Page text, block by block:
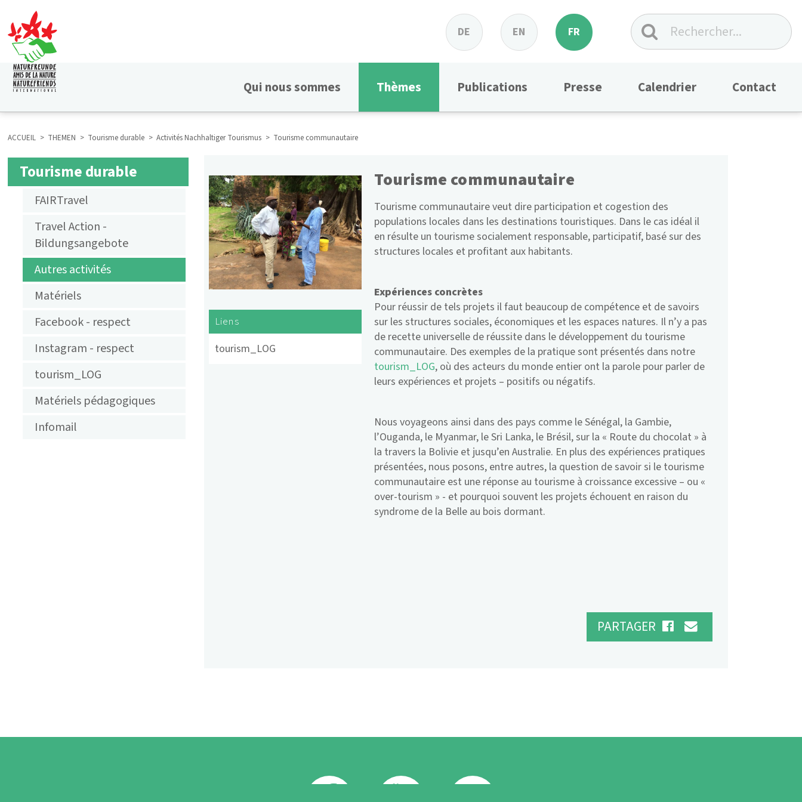
contenu
principal
DE EN FR
HAUPTNAVIGATION Qui nous sommes Thèmes Publications Presse Calendrier Contact
FIL
D'ARIANE
ACCUEIL THEMEN Tourisme durable Activités Nachhaltiger Tourismus Tourisme communautaire
SUBMENU
AKTIVITÄTEN
NACHHALTIGER
TOURISMUS
Tourisme durable
FAIRTravel
Travel Action -
Bildungsangebote
Autres activités
Matériels
Facebook - respect
Instagram - respect
tourism_LOG
Matériels pédagogiques
Infomail
Liens
tourism_LOG
Tourisme communautaire
Tourisme communautaire veut dire participation et cogestion des
populations locales dans les destinations touristiques. Dans le cas idéal il
en résulte un tourisme socialement responsable, participatif, basé sur des
structures locales et profitant aux habitants.
Expériences concrètes
Pour réussir de tels projets il faut beaucoup de compétence et de savoirs
sur les structures sociales, économiques et les espaces natures. Il n’y a pas
de recette universelle de réussite dans le développement du tourisme
communautaire. Des exemples de la pratique sont présentés dans notre
tourism_LOG, où des acteurs du monde entier ont la parole pour parler de
leurs expériences et projets – positifs ou négatifs.
Nous voyageons ainsi dans des pays comme le Sénégal, la Gambie,
l’Ouganda, le Myanmar, le Sri Lanka, le Brésil, sur la « Route du chocolat » à
la travers la Bolivie et jusqu’en Australie. En plus des expériences pratiques
présentées, nous posons, entre autres, la question de savoir si le tourisme
communautaire est une réponse au tourisme à croissance excessive – ou «
over-tourism » - et pourquoi souvent les projets échouent en raison du
syndrome de la Belle au bois dormant.
PARTAGER